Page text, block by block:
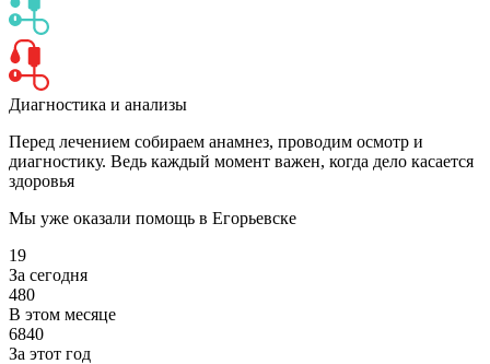
Диагностика и анализы
Перед лечением собираем анамнез, проводим осмотр и
диагностику. Ведь каждый момент важен, когда дело касается
здоровья
Мы уже оказали помощь в Егорьевске
19
За сегодня
480
В этом месяце
6840
За этот год